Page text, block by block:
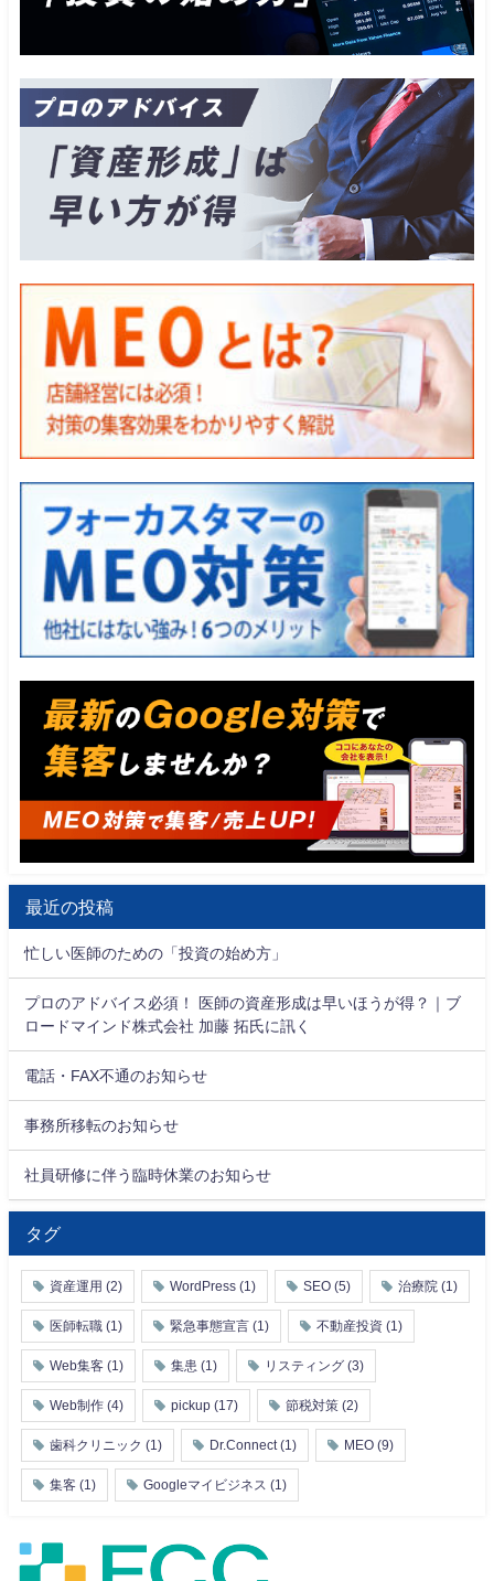
最近の投稿
忙しい医師のための「投資の始め方」
プロのアドバイス必須！ 医師の資産形成は早いほうが得？｜ブ
ロードマインド株式会社 加藤 拓氏に訊く
電話・FAX不通のお知らせ
事務所移転のお知らせ
社員研修に伴う臨時休業のお知らせ
タグ
資産運用 (2) WordPress (1) SEO (5) 治療院 (1)
医師転職 (1) 緊急事態宣言 (1) 不動産投資 (1)
Web集客 (1) 集患 (1) リスティング (3)
Web制作 (4) pickup (17) 節税対策 (2)
歯科クリニック (1) Dr.Connect (1) MEO (9)
集客 (1) Googleマイビジネス (1)